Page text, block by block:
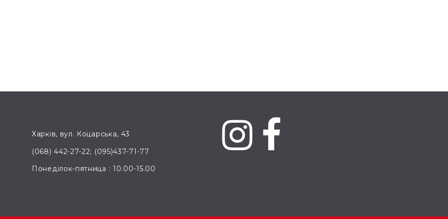
Харків, вул. Коцарська, 43
(068) 442-27-22; (095)437-71-77
Понеділок-пятница : 10.00-15.00